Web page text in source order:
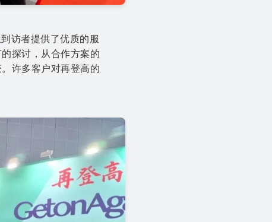
访者提供了优质的服
探讨，从合作方案的
许多客户对再登高的